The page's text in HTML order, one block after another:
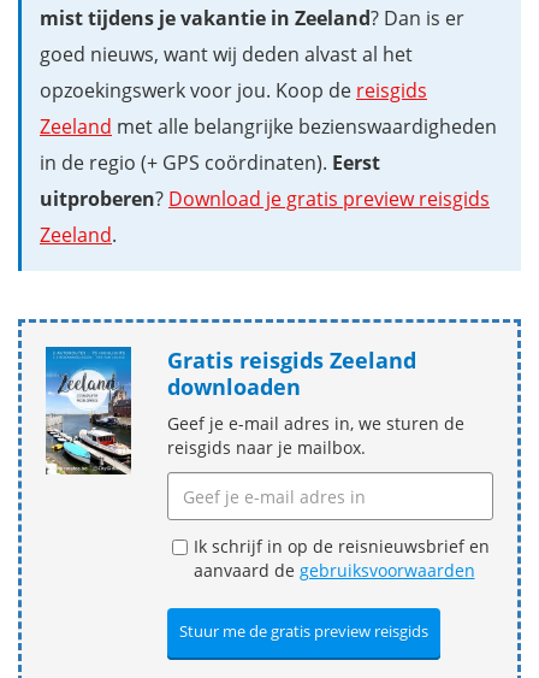
mist tijdens je vakantie in Zeeland? Dan is er
goed nieuws, want wij deden alvast al het
opzoekingswerk voor jou. Koop de reisgids
Zeeland met alle belangrijke bezienswaardigheden
in de regio (+ GPS coördinaten). Eerst
uitproberen? Download je gratis preview reisgids
Zeeland.
Gratis reisgids Zeeland
downloaden
Geef je e-mail adres in, we sturen de
reisgids naar je mailbox.
Ik schrijf in op de reisnieuwsbrief en
aanvaard de gebruiksvoorwaarden